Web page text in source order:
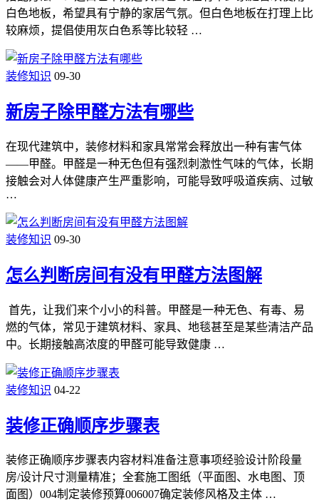
白色地板，希望具有宁静的家居气氛。但白色地板在打理上比
较麻烦，提倡使用灰白色系等比较轻 …
装修知识 09-30
新房子除甲醛方法有哪些
在现代建筑中，装修材料和家具常常会释放出一种有害气体
——甲醛。甲醛是一种无色但有强烈刺激性气味的气体，长期
接触会对人体健康产生严重影响，可能导致呼吸道疾病、过敏
…
装修知识 09-30
怎么判断房间有没有甲醛方法图解
首先，让我们来个小小的科普。甲醛是一种无色、有毒、易
燃的气体，常见于建筑材料、家具、地毯甚至是某些清洁产品
中。长期接触高浓度的甲醛可能导致健康 …
装修知识 04-22
装修正确顺序步骤表
装修正确顺序步骤表内容材料准备注意事项经验设计阶段量
房/设计尺寸测量精准；全套施工图纸（平面图、水电图、顶
面图）004制定装修预算006007确定装修风格及主体 …